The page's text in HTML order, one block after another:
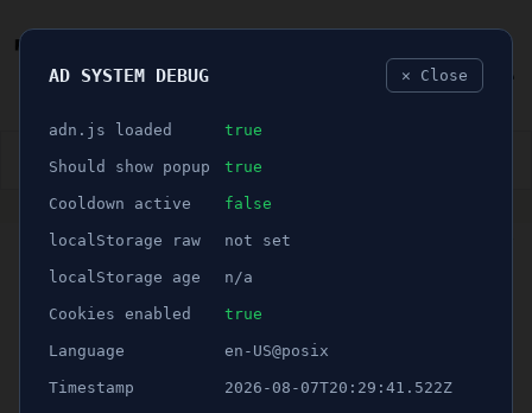
👮🏻‍♂️ BLÅLJUS ÅSIKTER SPORT
ANNONS
Chefläkarens råd kring jul
och nyår: - "Undvik
alkoholen"
AD SYSTEM DEBUG ✕ Close
adn.js loaded true
Should show popup true
Cooldown active false
localStorage raw not set
localStorage age n/a
Cookies enabled true
Language en-US@posix
Timestamp 2026-08-07T20:29:41.522Z